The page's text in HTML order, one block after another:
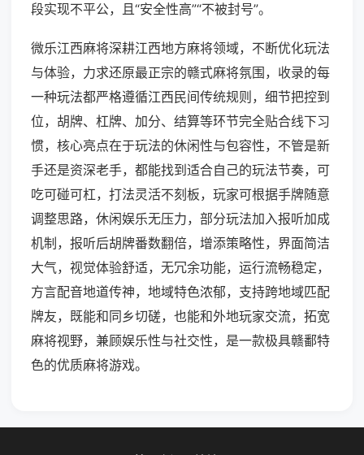
段实现不平公，且“安全性高”“不被封号”。
微乐江西麻将深耕江西地方麻将领域，不断优化玩法
与体验，力求还原最正宗的赣式麻将氛围，收录的每
一种玩法都严格遵循江西民间传统规则，细节把控到
位，胡牌、杠牌、加分、结算等环节完全贴合线下习
惯，核心亮点在于玩法的休闲性与包容性，不管是新
手还是资深老手，都能找到适合自己的玩法节奏，可
吃可碰可杠，打法灵活不刻板，玩家可根据手牌随意
调整思路，休闲娱乐无压力，部分玩法加入报听加成
机制，报听后胡牌番数翻倍，增添策略性，界面简洁
大气，视觉体验舒适，无冗余功能，运行流畅稳定，
方言配音地道传神，地域特色浓郁，支持跨地域匹配
牌友，既能和同乡切磋，也能和外地玩家交流，拓宽
麻将视野，兼顾娱乐性与社交性，是一款极具赣鄱特
色的优质麻将游戏。